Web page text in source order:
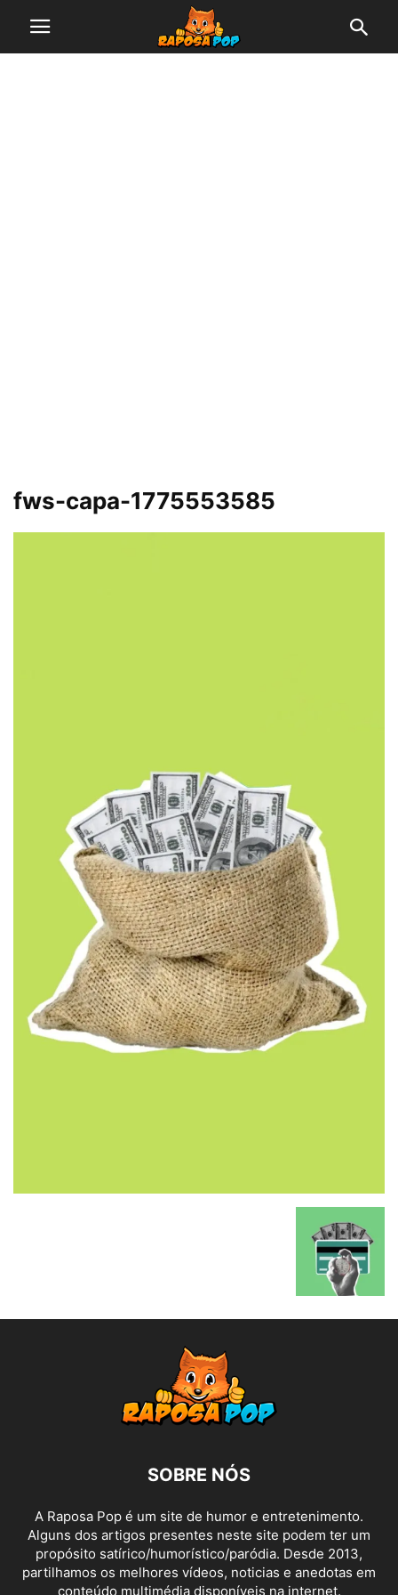
fws-capa-1775553585
SOBRE NÓS
A Raposa Pop é um site de humor e entretenimento.
Alguns dos artigos presentes neste site podem ter um
propósito satírico/humorístico/paródia. Desde 2013,
partilhamos os melhores vídeos, noticias e anedotas em
conteúdo multimédia disponíveis na internet.